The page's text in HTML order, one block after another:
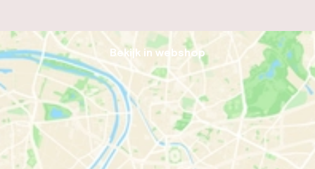
Bekijk in webshop